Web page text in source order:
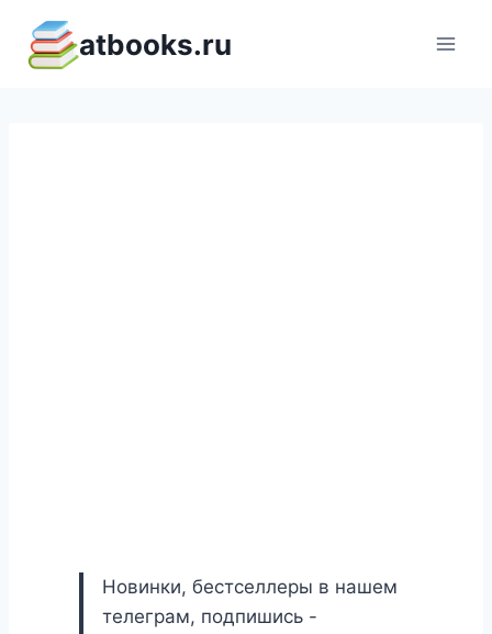
содержимому
atbooks.ru
Новинки, бестселлеры в нашем
телеграм, подпишись -